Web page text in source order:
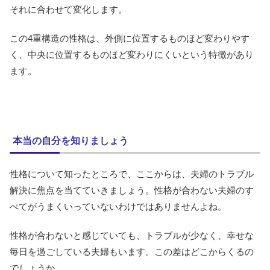
それに合わせて変化します。
この4重構造の性格は、外側に位置するものほど変わりやす
く、中央に位置するものほど変わりにくいという特徴があり
ます。
本当の自分を知りましょう
性格について知ったところで、ここからは、夫婦のトラブル
解決に焦点を当てていきましょう。性格が合わない夫婦のす
べてがうまくいっていないわけではありませんよね。
性格が合わないと感じていても、トラブルが少なく、幸せな
毎日を過ごしている夫婦もいます。この差はどこからくるの